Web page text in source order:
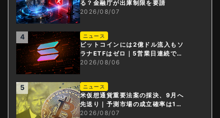
る？金融庁が出庫制限を要請
2026/08/07
4 ニュース
ビットコインには2億ドル流入もソ
ラナETFはゼロ｜5営業日連続で停
止
2026/08/06
5 ニュース
米仮想通貨重要法案の採決、9月へ
先送り｜予測市場の成立確率は1
4%に
2026/08/07